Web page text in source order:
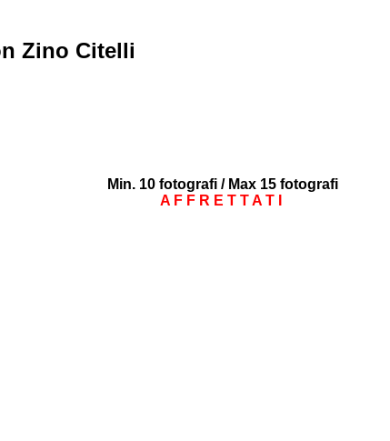
Zino Citelli
Min. 10 fotografi / Max 15 fotografi
A F F R E T T A T I